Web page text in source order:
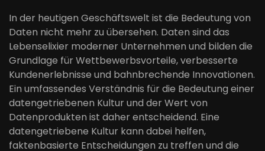
In der heutigen Geschäftswelt ist die Bedeutung von
Daten nicht mehr zu übersehen. Daten sind das
Lebenselixier moderner Unternehmen und bilden die
Grundlage für Wettbewerbsvorteile, verbesserte
Kundenerlebnisse und bahnbrechende Innovationen.
Ein umfassendes Verständnis für die Bedeutung einer
datengetriebenen Kultur und der Wert von
Datenprodukten ist daher entscheidend. Eine
datengetriebene Kultur kann dabei helfen,
faktenbasierte Entscheidungen zu treffen und die